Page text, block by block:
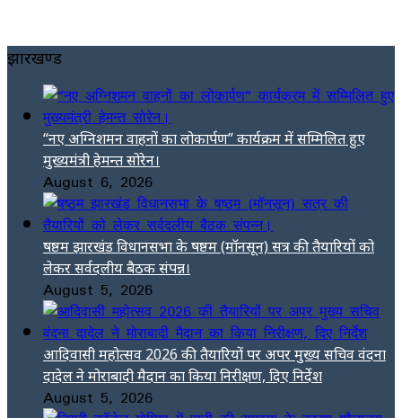
झारखण्ड
“नए अग्निशमन वाहनों का लोकार्पण” कार्यक्रम में सम्मिलित हुए
मुख्यमंत्री हेमन्त सोरेन।
August 6, 2026
षष्ठम झारखंड विधानसभा के षष्ठम (मॉनसून) सत्र की तैयारियों को
लेकर सर्वदलीय बैठक संपन्न।
August 5, 2026
आदिवासी महोत्सव 2026 की तैयारियों पर अपर मुख्य सचिव वंदना
दादेल ने मोराबादी मैदान का किया निरीक्षण, दिए निर्देश
August 5, 2026